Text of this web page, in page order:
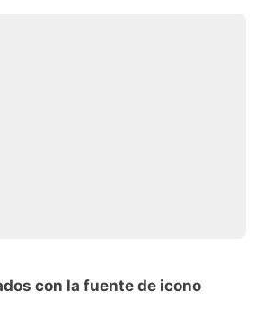
con la fuente de icono